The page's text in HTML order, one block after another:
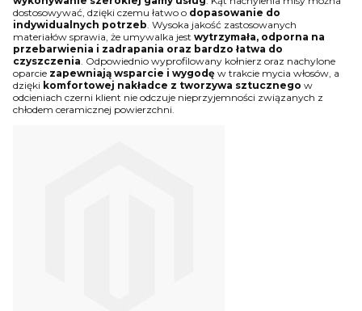
dostosowywać, dzięki czemu łatwo o dopasowanie do
indywidualnych potrzeb . Wysoka jakość zastosowanych
materiałów sprawia, że umywalka jest wytrzymała, odporna na
przebarwienia i zadrapania oraz bardzo łatwa do
czyszczenia . Odpowiednio wyprofilowany kołnierz oraz nachylone
oparcie zapewniają wsparcie i wygodę w trakcie mycia włosów, a
dzięki komfortowej nakładce z tworzywa sztucznego w
odcieniach czerni klient nie odczuje nieprzyjemności związanych z
chłodem ceramicznej powierzchni.